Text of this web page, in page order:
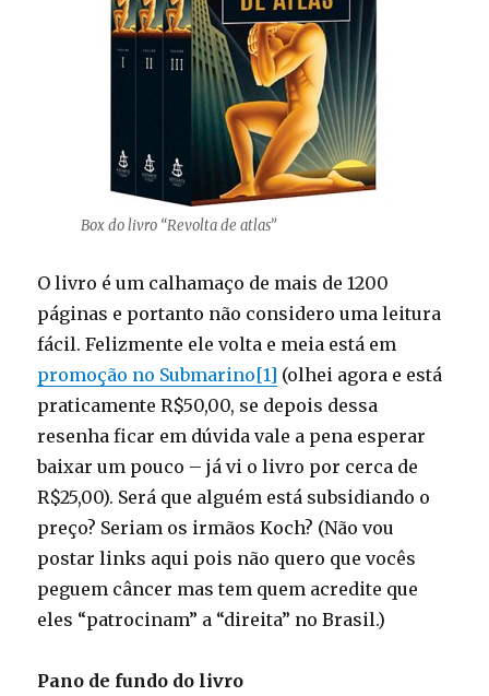
Box do livro “Revolta de atlas”
O livro é um calhamaço de mais de 1200
páginas e portanto não considero uma leitura
fácil. Felizmente ele volta e meia está em
promoção no Submarino[1] (olhei agora e está
praticamente R$50,00, se depois dessa
resenha ficar em dúvida vale a pena esperar
baixar um pouco – já vi o livro por cerca de
R$25,00). Será que alguém está subsidiando o
preço? Seriam os irmãos Koch? (Não vou
postar links aqui pois não quero que vocês
peguem câncer mas tem quem acredite que
eles “patrocinam” a “direita” no Brasil.)
Pano de fundo do livro